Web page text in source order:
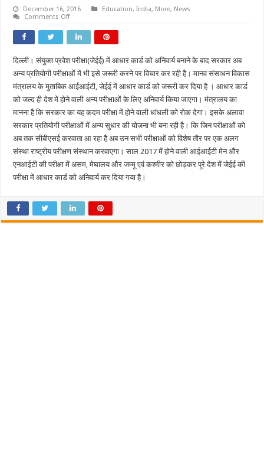
December 16, 2016 Education,India, More, News
Comments Offon
के
बाद
परीक्षाओं
में
जरूरी
होगा
कार्ड
दिल्ली। संयुक्त प्रवेश परीक्षा(जेईई) में आधार कार्ड को अनिवार्य बनाने के बाद सरकार अब
अन्य प्रतियोगी परीक्षाओं में भी इसे जरूरी करने पर विचार कर रही है। मानव संसाधन विकास
मंत्रालय के मुताबिक आईआईटी, जेईई में आधार कार्ड को जरूरी कर दिया है । आधार कार्ड
को जल्द ही देश में होने वाली अन्य परीक्षाओं के लिए अनिवार्य किया जाएगा। मंत्रालय का
मानना है कि सरकार का यह कदम परीक्षा में होने वाली धांधली को रोक देगा। इसके अलावा
सरकार प्रतियोगी परीक्षाओं में अन्य सुधार की योजना भी बना रही है। कि जिन परीक्षाओं को
अब तक सीबीएसई करवाता आ रहा है अब उन सभी परीक्षाओं को विशेष तौर पर एक अलग
संस्था राष्ट्रीय परीक्षण संस्थान करवाएगा। साल 2017 में होने वाली आईआईटी मेन और
एनआईटी की परीक्षा में असम, मेघालय और जम्मू एवं कश्मीर को छोड़कर पूरे देश में जेईई की
परीक्षा में आधार कार्ड को अनिवार्य कर दिया गया है।